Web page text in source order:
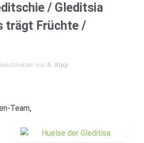
/ Gleditsia
trägt Früchte /
von A. Kipp
Team,